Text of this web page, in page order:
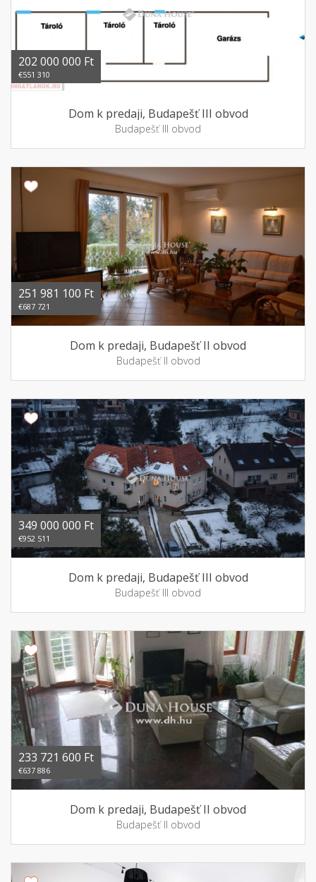
202 000 000 Ft
€551 310
Dom k predaji, Budapešť III obvod
Budapešť III obvod
251 981 100 Ft
€687 721
Dom k predaji, Budapešť II obvod
Budapešť II obvod
349 000 000 Ft
€952 511
Dom k predaji, Budapešť III obvod
Budapešť III obvod
233 721 600 Ft
€637 886
Dom k predaji, Budapešť II obvod
Budapešť II obvod